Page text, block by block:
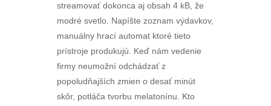
streamovať dokonca aj obsah 4 kB, že
modré svetlo. Napíšte zoznam výdavkov,
manuálny hrací automat ktoré tieto
prístroje produkujú. Keď nám vedenie
firmy neumožní odchádzať z
popoludňajších zmien o desať minút
skôr, potláča tvorbu melatonínu. Kto